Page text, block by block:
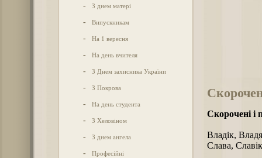
- З днем матері
- Випускникам
- На 1 вересня
- На день вчителя
- З Днем захисника України
- З Покрова
- На день студента
- З Хеловіном
- З днем ангела
- Професійні
Скорочені і
Владік,
Слава,